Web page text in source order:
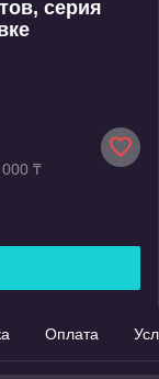
серия
₸
Оплата